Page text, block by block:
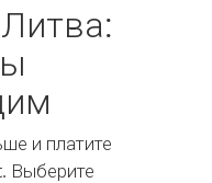
и платите
Выберите